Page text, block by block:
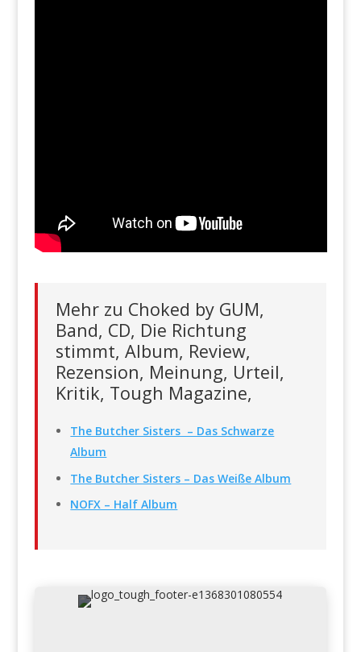
Mehr zu Choked by GUM,
Band, CD, Die Richtung
stimmt, Album, Review,
Rezension, Meinung, Urteil,
Kritik, Tough Magazine,
The Butcher Sisters – Das Schwarze
Album
The Butcher Sisters – Das Weiße Album
NOFX – Half Album